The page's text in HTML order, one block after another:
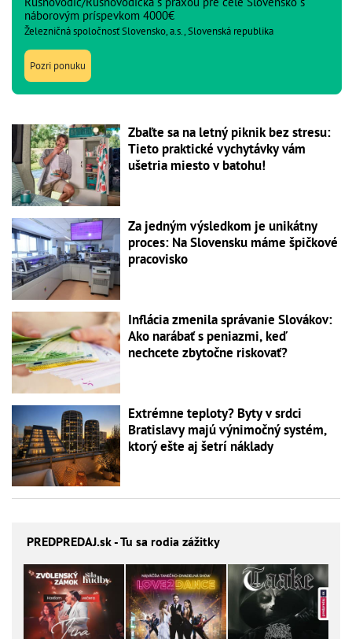
náborovým príspevkom 4000€
Železničná spoločnosť Slovensko, a.s., Slovenská republika
Pozri ponuku
Zbaľte sa na letný piknik bez stresu:
Tieto praktické vychytávky vám
ušetria miesto v batohu!
Za jedným výsledkom je unikátny
proces: Na Slovensku máme špičkové
pracovisko
Inflácia zmenila správanie Slovákov:
Ako narábať s peniazmi, keď
nechcete zbytočne riskovať?
Extrémne teploty? Byty v srdci
Bratislavy majú výnimočný systém,
ktorý ešte aj šetrí náklady
PREDPREDAJ.sk - Tu sa rodia zážitky